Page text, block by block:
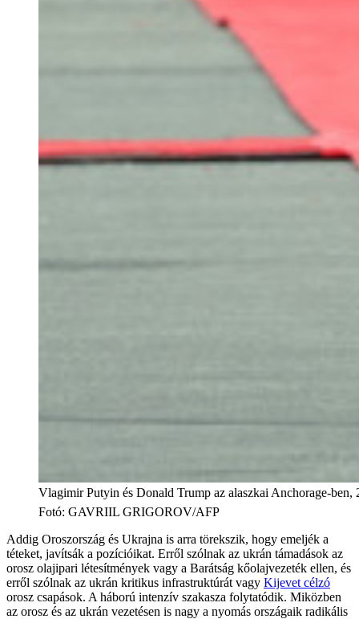
Vlagimir Putyin és Donald Trump az alaszkai Anchorage-ben,
Fotó: GAVRIIL GRIGOROV/AFP
Addig Oroszország és Ukrajna is arra törekszik, hogy emeljék a
téteket, javítsák a pozícióikat. Erről szólnak az ukrán támadások az
orosz olajipari létesítmények vagy a Barátság kőolajvezeték ellen, és
erről szólnak az ukrán kritikus infrastruktúrát vagy Kijevet célzó
orosz csapások. A háború intenzív szakasza folytatódik. Miközben
az orosz és az ukrán vezetésen is nagy a nyomás országaik radikális